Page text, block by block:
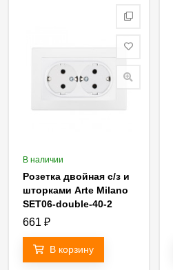
В наличии
Розетка двойная с/з и
шторками Arte Milano
SET06-double-40-2
white
661 ₽
В корзину